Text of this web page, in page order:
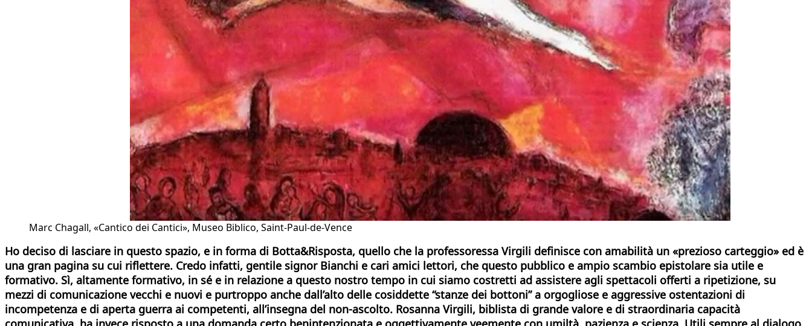
Marc Chagall, «Cantico dei Cantici», Museo Biblico, Saint-Paul-de-Vence
Ho deciso di lasciare in questo spazio, e in forma di Botta&Risposta, quello che la professoressa Virgili definisce con amabilità un «prezioso carteggio» ed è
una gran pagina su cui riflettere. Credo infatti, gentile signor Bianchi e cari amici lettori, che questo pubblico e ampio scambio epistolare sia utile e
formativo. Sì, altamente formativo, in sé e in relazione a questo nostro tempo in cui siamo costretti ad assistere agli spettacoli offerti a ripetizione, su
mezzi di comunicazione vecchi e nuovi e purtroppo anche dall’alto delle cosiddette “stanze dei bottoni” a orgogliose e aggressive ostentazioni di
incompetenza e di aperta guerra ai competenti, all’insegna del non-ascolto. Rosanna Virgili, biblista di grande valore e di straordinaria capacità